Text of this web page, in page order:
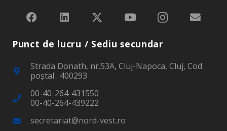
Punct de lucru / Sediu secundar
Strada Donath, nr.53A, Cluj-Napoca, Cluj, Cod
poştal : 400293
00-40-264-431550
00-40-264-439222
secretariat@nord-vest.ro